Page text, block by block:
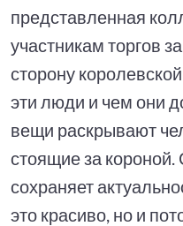
представленная
участникам торгов
сторону
эти люди и чем они
вещи раскрывают
стоящие за
сохраняет
это красиво, но и